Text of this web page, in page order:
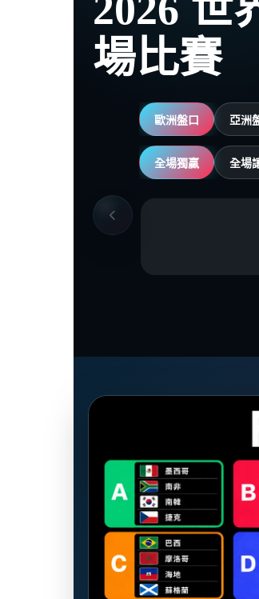
場比賽
歐洲盤口 亞洲
全場獨贏 全場